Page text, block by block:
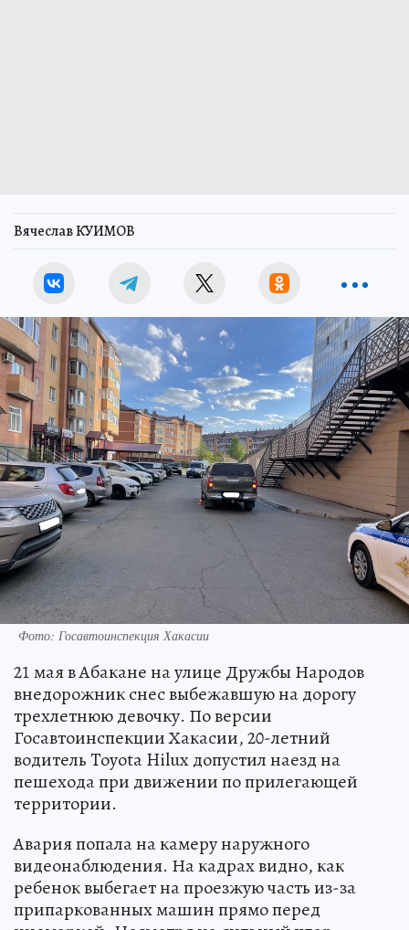
Вячеслав КУИМОВ
Фото: Госавтоинспекция Хакасии
21 мая в Абакане на улице Дружбы Народов
внедорожник снес выбежавшую на дорогу
трехлетнюю девочку. По версии
Госавтоинспекции Хакасии, 20-летний
водитель Toyota Hilux допустил наезд на
пешехода при движении по прилегающей
территории.
Авария попала на камеру наружного
видеонаблюдения. На кадрах видно, как
ребенок выбегает на проезжую часть из-за
припаркованных машин прямо перед